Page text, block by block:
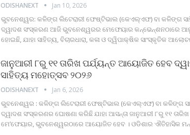
ODISHANEXT Jan 10, 2026
ଭୁବନେଶ୍ୱର: କଳିଙ୍ଗ ଲିଟେରାରୀ ଫେଷ୍ଟିଭାଲ (କେଏଲ୍‌ଏଫ) ବା କଳିଙ୍ଗ
ଦ୍ୱାଦଶ ସଂସ୍କରଣ ଆଜି ଭୁବନେଶ୍ୱରର ମେଫେୟାର କନ୍‌ଭେନ୍‌ଶନଠାରେ
ହୋଇଛି, ଯାହା ସାହିତ୍ୟ, ବିଚାରଧାରା, କଳା ଓ ଦ୍ୱିପାକ୍ଷିକ ସାଂସ୍କୃତିକ
ଜାନୁଆରୀ ୮ରୁ ୧୧ ତାରିଖ ପର୍ଯ୍ୟନ୍ତ ଆୟୋଜିତ ହେବ
ସାହିତ୍ୟ ମହୋତ୍ସବ ୨୦୨୬
ODISHANEXT Jan 6, 2026
ଭୁବନେଶ୍ୱର : କଳିଙ୍ଗ ଲିଟେରାରୀ ଫେଷ୍ଟିଭାଲ (କେଏଲ୍‌ଏଫ) ବା କଳିଙ୍ଗ
ଦ୍ୱାଦଶ ସଂସ୍କରଣର ଘୋଷଣା କରିଛି ଯାହା ଆସନ୍ତା ଜାନୁଆରୀ ୮ରୁ ୧୧
ମେ’ଫେୟାର, ଭୁବନେଶ୍ୱରଠାରେ ଆୟୋଜିତ ହେବ । ଓଡିଶାର ଐତିହାସିକ